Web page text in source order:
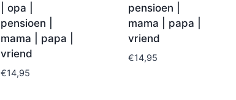
| opa |
pensioen |
mama | papa |
vriend
€14,95
pensioen |
mama | papa |
vriend
€14,95